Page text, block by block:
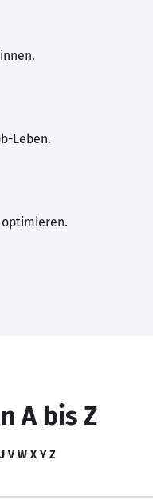
Leben.
A bis Z
V W X Y Z